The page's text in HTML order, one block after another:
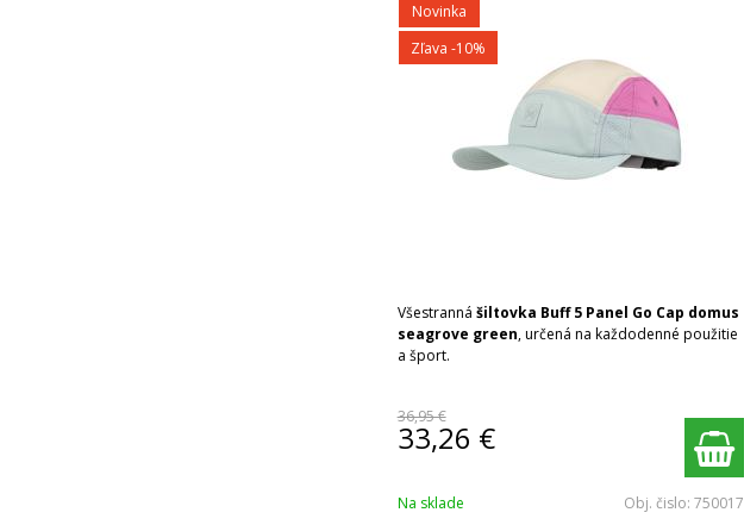
Novinka
Zľava -10%
Všestranná šiltovka Buff 5 Panel Go Cap domus
seagrove green, určená na každodenné použitie
a šport.
36,95 €
33,26 €
Na sklade Obj. čislo:750017